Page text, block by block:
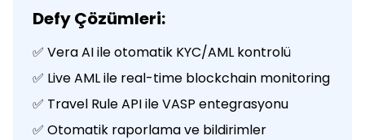
Defy Çözümleri:
✅ Vera AI ile otomatik KYC/AML kontrolü
✅ Live AML ile real-time blockchain monitoring
✅ Travel Rule API ile VASP entegrasyonu
✅ Otomatik raporlama ve bildirimler